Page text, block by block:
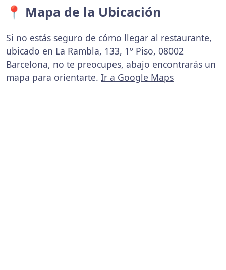
📍 Mapa de la Ubicación
Si no estás seguro de cómo llegar al restaurante,
ubicado en La Rambla, 133, 1º Piso, 08002
Barcelona, no te preocupes, abajo encontrarás un
mapa para orientarte. Ir a Google Maps